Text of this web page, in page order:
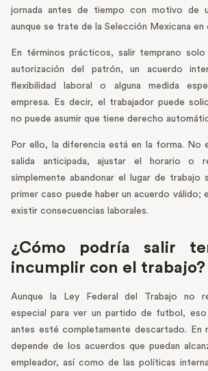
jornada antes de tiempo con motivo de
aunque se trate de la Selección Mexicana en
En términos prácticos, salir temprano
autorización del patrón, un acuerdo
flexibilidad laboral o alguna medida
empresa. Es decir, el trabajador puede
no puede asumir que tiene derecho
Por ello, la diferencia está en la forma. No
salida anticipada, ajustar el horario o
simplemente abandonar el lugar de trabajo
primer caso puede haber un acuerdo válido;
existir consecuencias laborales.
¿Cómo podría salir
incumplir con el trabajo?
Aunque la Ley Federal del Trabajo no
especial para ver un partido de futbol,
antes esté completamente descartado. En
depende de los acuerdos que puedan
empleador, así como de las políticas